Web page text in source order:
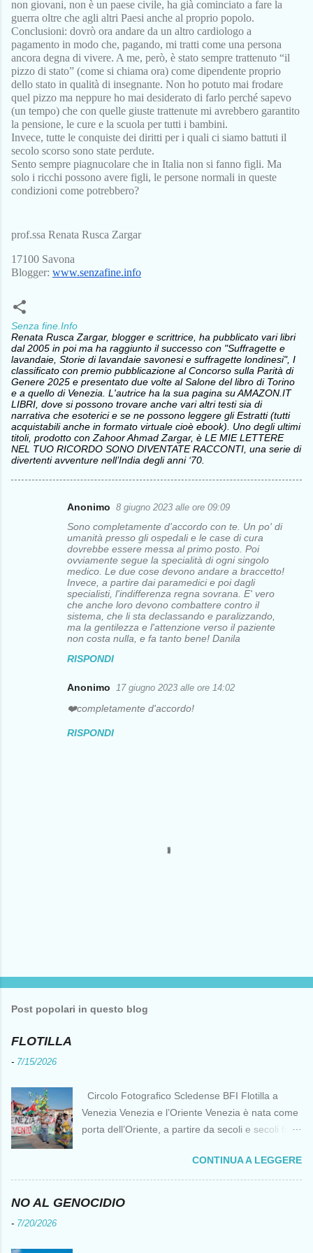
non giovani, non è un paese civile, ha già cominciato a fare la
guerra oltre che agli altri Paesi anche al proprio popolo.
Conclusioni: dovrò ora andare da un altro cardiologo a
pagamento in modo che, pagando, mi tratti come una persona
ancora degna di vivere. A me, però, è stato sempre trattenuto “il
pizzo di stato” (come si chiama ora) come dipendente proprio
dello stato in qualità di insegnante. Non ho potuto mai frodare
quel pizzo ma neppure ho mai desiderato di farlo perché sapevo
(un tempo) che con quelle giuste trattenute mi avrebbero garantito
la pensione, le cure e la scuola per tutti i bambini.
Invece, tutte le conquiste dei diritti per i quali ci siamo battuti il
secolo scorso sono state perdute.
Sento sempre piagnucolare che in Italia non si fanno figli. Ma
solo i ricchi possono avere figli, le persone normali in queste
condizioni come potrebbero?
prof.ssa Renata Rusca Zargar
17100 Savona
Blogger: www.senzafine.info
Senza fine.Info
Renata Rusca Zargar, blogger e scrittrice, ha pubblicato vari libri
dal 2005 in poi ma ha raggiunto il successo con "Suffragette e
lavandaie, Storie di lavandaie savonesi e suffragette londinesi", I
classificato con premio pubblicazione al Concorso sulla Parità di
Genere 2025 e presentato due volte al Salone del libro di Torino
e a quello di Venezia. L'autrice ha la sua pagina su AMAZON.IT
LIBRI, dove si possono trovare anche vari altri testi sia di
narrativa che esoterici e se ne possono leggere gli Estratti (tutti
acquistabili anche in formato virtuale cioè ebook). Uno degli ultimi
titoli, prodotto con Zahoor Ahmad Zargar, è LE MIE LETTERE
NEL TUO RICORDO SONO DIVENTATE RACCONTI, una serie di
divertenti avventure nell’India degli anni ‘70.
Anonimo 8 giugno 2023 alle ore 09:09
Sono completamente d'accordo con te. Un po' di
umanità presso gli ospedali e le case di cura
dovrebbe essere messa al primo posto. Poi
ovviamente segue la specialità di ogni singolo
medico. Le due cose devono andare a braccetto!
Invece, a partire dai paramedici e poi dagli
specialisti, l'indifferenza regna sovrana. E' vero
che anche loro devono combattere contro il
sistema, che li sta declassando e paralizzando,
ma la gentilezza e l'attenzione verso il paziente
non costa nulla, e fa tanto bene! Danila
RISPONDI
Anonimo 17 giugno 2023 alle ore 14:02
❤️completamente d'accordo!
RISPONDI
a
n
c
o
e
n
t
o
Post popolari in questo blog
FLOTILLA
- 7/15/2026
Circolo Fotografico Scledense BFI Flotilla a
Venezia Venezia e l’Oriente Venezia è nata come
porta dell’Oriente, a partire da secoli e secoli fa ai
di cantierizzazione veneziane divennero preziose
per tutti i crociati diretti a Gerusalemme. Proprio
le crociate fornirono ai veneziani l’occasione per
CONTINUA A LEGGERE
NO AL GENOCIDIO
- 7/20/2026